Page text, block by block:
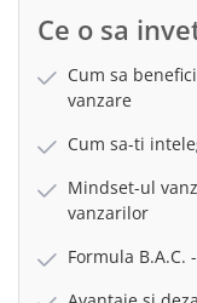
Ce o sa
Cum sa
vanzare
Cum sa-ti
Mindset-ul
vanzarilor
Formula